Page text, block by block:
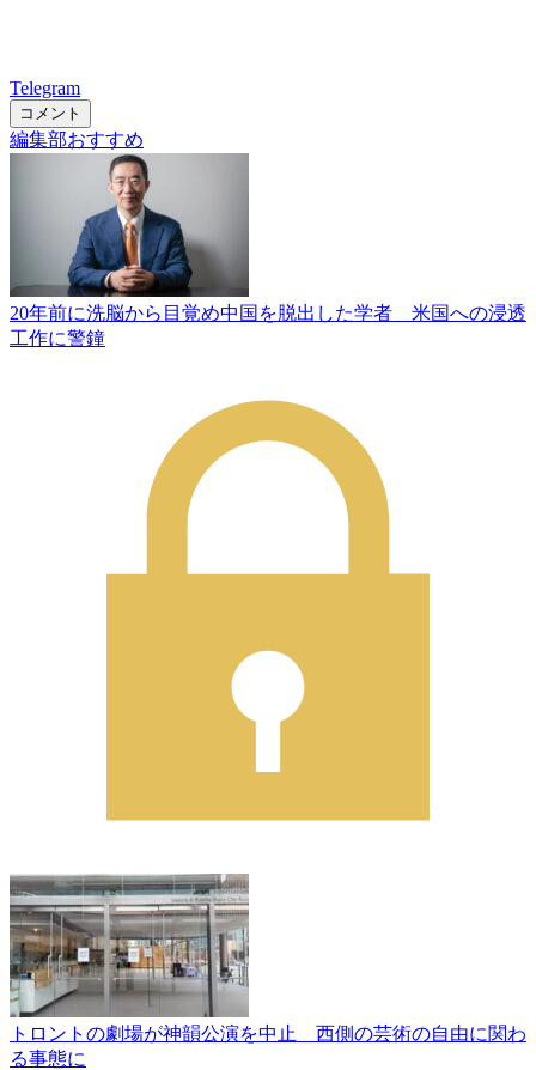
Telegram
コメント
編集部おすすめ
20年前に洗脳から目覚め中国を脱出した学者 米国への浸透
工作に警鐘
トロントの劇場が神韻公演を中止 西側の芸術の自由に関わ
る事態に